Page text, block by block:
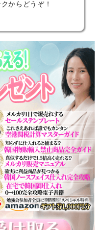
からどうぞ！